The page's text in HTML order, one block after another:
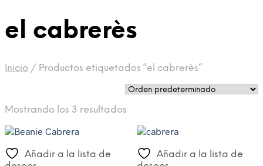
el cabrerès
Inicio / Productos etiquetados “el cabrerès”
Mostrando los 3 resultados
Añadir a la lista de
Añadir a la lista de